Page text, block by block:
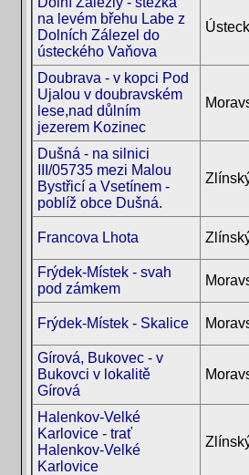
na levém břehu Labe z
Dolních Zálezel do
ústeckého Vaňova
Doubrava - v kopci Pod
Ujalou v doubravském
lese,nad důlním
jezerem Kozinec
Dušná - na silnici
III/05735 mezi Malou
Bystřicí a Vsetínem -
poblíž obce Dušná.
Francova Lhota
Frýdek-Místek - svah
pod zámkem
Frýdek-Místek - Skalice
Gírová, Bukovec - v
Bukovci v lokalitě
Gírová
Halenkov-Velké
Karlovice - trať
Halenkov-Velké
Karlovice